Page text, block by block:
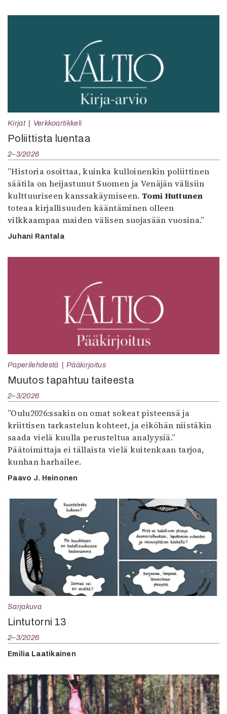
Kirjat Verkkoartikkeli
Poliittista luentaa
2–3/2026
”Historia osoittaa, kuinka kulloinenkin poliittinen
säätila on heijastunut Suomen ja Venäjän välisiin
kulttuuriseen kanssakäymiseen. Tomi Huttunen
toteaa kirjallisuuden kääntäminen olleen
vilkkaampaa maiden välisen suojasään vuosina.”
Juhani Rantala
Paperilehdestä Pääkirjoitus
Muutos tapahtuu taiteesta
2–3/2026
”Oulu2026:ssakin on omat sokeat pisteensä ja
kriittisen tarkastelun kohteet, ja eiköhän niistäkin
saada vielä kuulla perusteltua analyysiä.”
Päätoimittaja ei tällaista vielä kuitenkaan tarjoa,
kunhan harhailee.
Paavo J. Heinonen
Sarjakuva
Lintutorni 13
2–3/2026
Emilia Laatikainen